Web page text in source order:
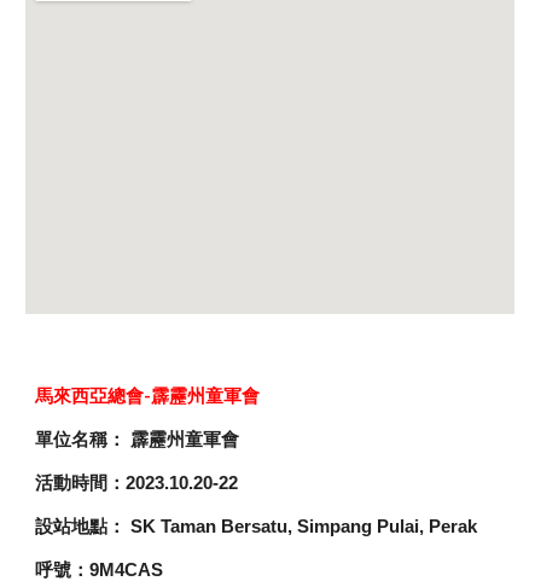
馬來西亞總會-霹靂州童軍會
單位名稱： 霹靂州童軍會
活動時間：2023.10.20-22
設站地點： SK Taman Bersatu, Simpang Pulai, Perak
呼號：9M4CAS